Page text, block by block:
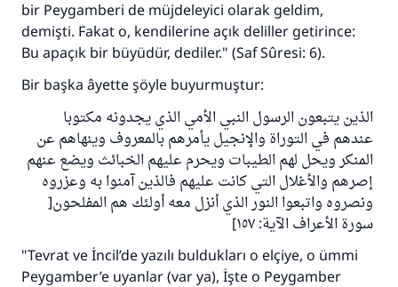
bir Peygamberi de müjdeleyici olarak geldim,
demişti. Fakat o, kendilerine açık deliller getirince:
Bu apaçık bir büyüdür, dediler." (Saf Sûresi: 6).
Bir başka âyette şöyle buyurmuştur:
الذين يتبعون الرسول النبي الأمي الذي يجدونه مكتوبا
عندهم في التوراة والإنجيل يأمرهم بالمعروف وينهاهم عن
المنكر ويحل لهم الطيبات ويحرم عليهم الخبائث ويضع عنهم
إصرهم والأغلال التي كانت عليهم فالذين آمنوا به وعزروه
ونصروه واتبعوا النور الذي أنزل معه أولئك هم المفلحون[
سورة الأعراف الآية: ١٥٧]
"Tevrat ve İncil’de yazılı buldukları o elçiye, o ümmi
Peygamber’e uyanlar (var ya), İşte o Peygamber